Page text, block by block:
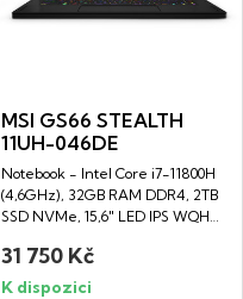
MSI GS66 STEALTH
11UH-046DE
Notebook - Intel Core i7-11800H
(4,6GHz), 32GB RAM DDR4, 2TB
SSD NVMe, 15,6" LED IPS WQHD
31 750 Kč
K dispozici